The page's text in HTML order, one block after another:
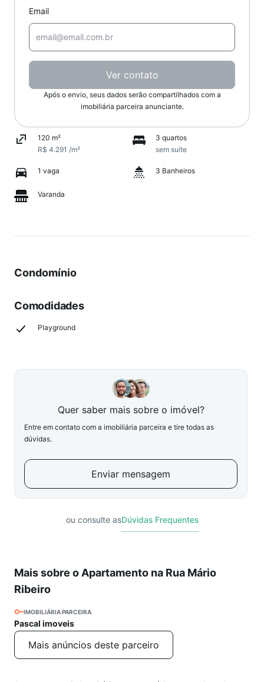
Email
Ver contato
Após o envio, seus dados serão compartilhados com a
imobiliária parceira anunciante.
120 m²
R$ 4.291 /m²
3 quartos
sem suíte
1 vaga 3 Banheiros
Varanda
Condomínio
Comodidades
Playground
Quer saber mais sobre o imóvel?
Entre em contato com a imobiliária parceira e tire todas as
dúvidas.
Enviar mensagem
ou consulte asDúvidas Frequentes
Mais sobre o Apartamento na Rua Mário
Ribeiro
IMOBILIÁRIA PARCEIRA
Pascal imoveis
Mais anúncios deste parceiro